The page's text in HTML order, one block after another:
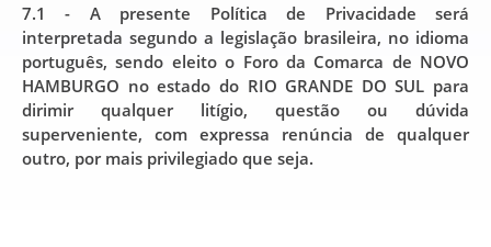
7.1 - A presente Política de Privacidade será
interpretada segundo a legislação brasileira, no idioma
português, sendo eleito o Foro da Comarca de NOVO
HAMBURGO no estado do RIO GRANDE DO SUL para
dirimir qualquer litígio, questão ou dúvida
superveniente, com expressa renúncia de qualquer
outro, por mais privilegiado que seja.